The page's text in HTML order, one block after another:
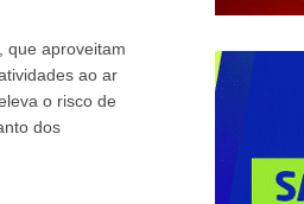
que aproveitam
ao ar
o risco de
dos